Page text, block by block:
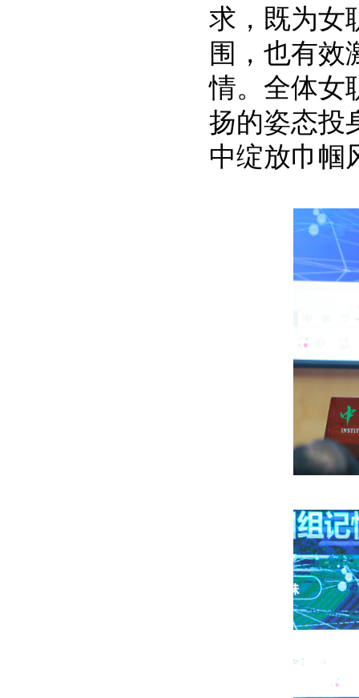
求，既为女
围，也有效
情。全体女
扬的姿态投
中绽放巾帼